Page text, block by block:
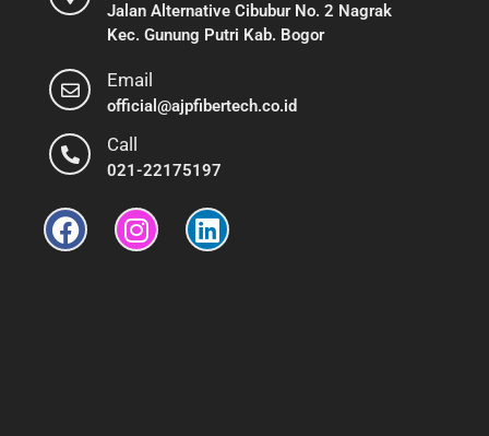
Jalan Alternative Cibubur No. 2 Nagrak
Kec. Gunung Putri Kab. Bogor
Email
official@ajpfibertech.co.id
Call
021-22175197